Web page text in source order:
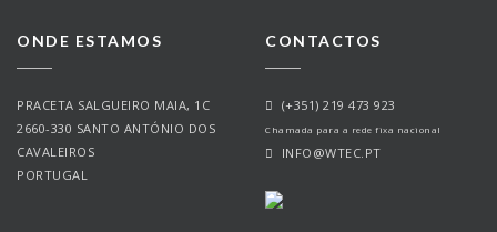
ONDE ESTAMOS
PRACETA SALGUEIRO MAIA, 1C
2660-330 SANTO ANTÓNIO DOS
CAVALEIROS
PORTUGAL
CONTACTOS
(+351) 219 473 923
Chamada para a rede fixa nacional
INFO@WTEC.PT